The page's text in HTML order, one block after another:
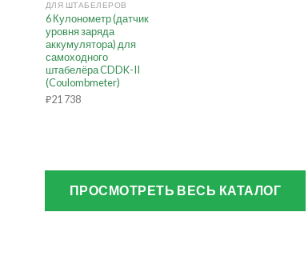
ДЛЯ ШТАБЕЛЕРОВ
6 Кулонометр (датчик
уровня заряда
аккумулятора) для
самоходного
штабелёра CDDK-II
(Coulombmeter)
₽21 738
ПРОСМОТРЕТЬ ВЕСЬ КАТАЛОГ